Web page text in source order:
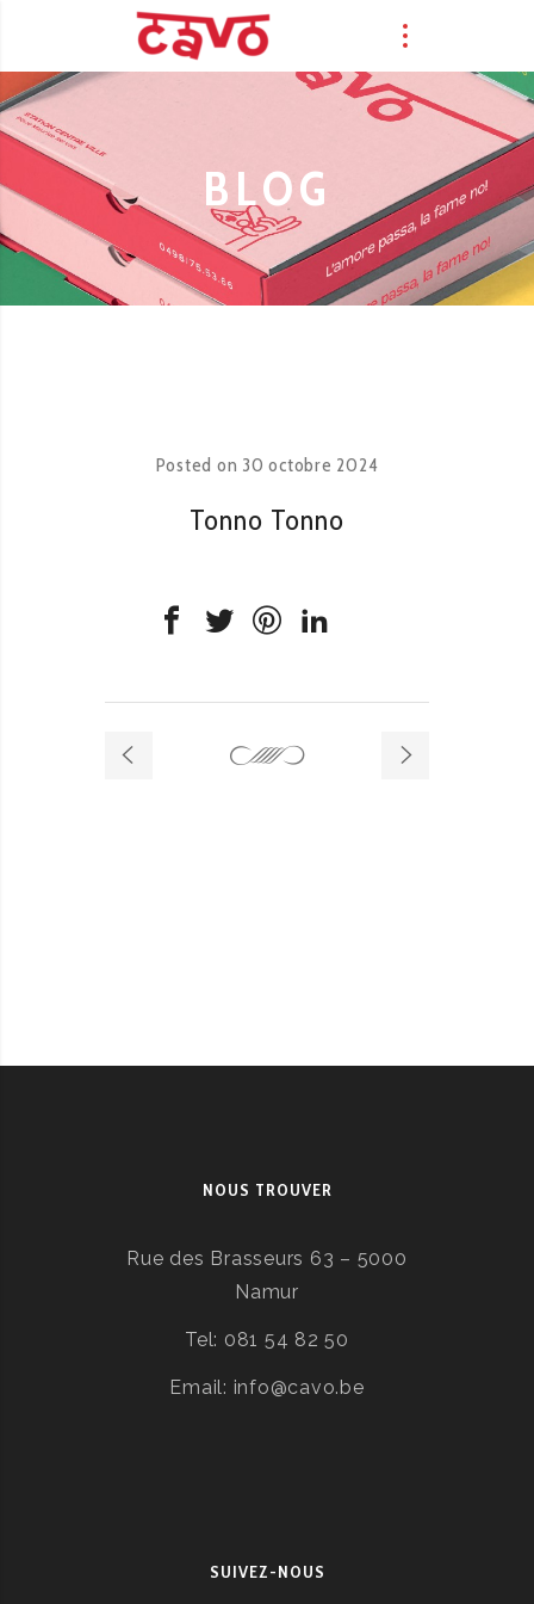
BLOG
Posted on 30 octobre 2024
Tonno Tonno
NOUS TROUVER
Rue des Brasseurs 63 – 5000
Namur
Tel: 081 54 82 50
Email: info@cavo.be
SUIVEZ-NOUS